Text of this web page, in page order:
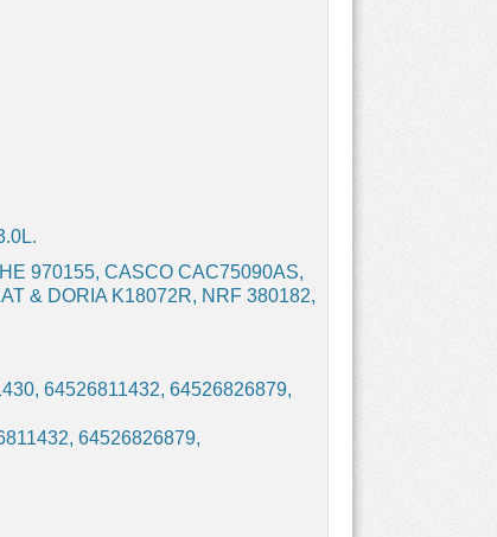
970155, CASCO CAC75090AS,
& DORIA K18072R, NRF 380182,
64526811432, 64526826879,
64526826879,